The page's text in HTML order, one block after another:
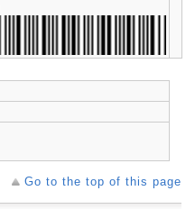
Go to the top of this page